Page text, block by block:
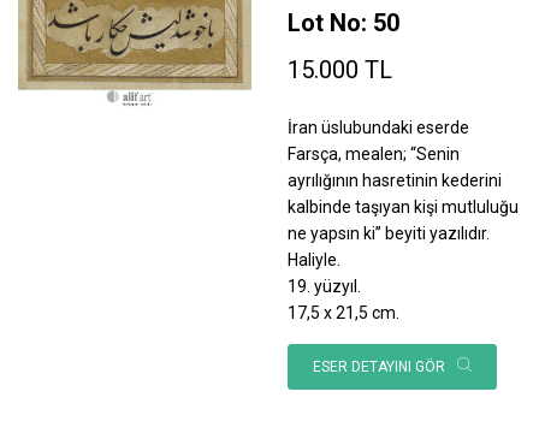
Lot No: 50
15.000 TL
İran üslubundaki eserde
Farsça, mealen; “Senin
ayrılığının hasretinin kederini
kalbinde taşıyan kişi mutluluğu
ne yapsın ki” beyiti yazılıdır.
Haliyle.
19. yüzyıl.
17,5 x 21,5 cm.
ESER DETAYINI GÖR